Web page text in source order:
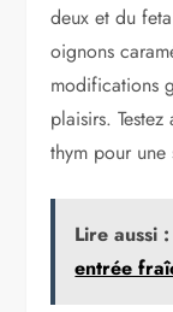
deux et du
oignons
modifications
plaisirs.
thym pour une
Lire aussi :
entrée